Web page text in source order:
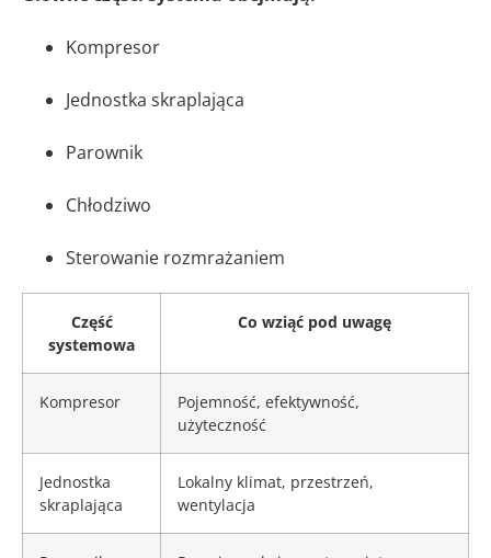
Kompresor
Jednostka skraplająca
Parownik
Chłodziwo
Sterowanie rozmrażaniem
Część
systemowa
Co wziąć pod uwagę
Kompresor
Pojemność, efektywność,
użyteczność
Jednostka
skraplająca
Lokalny klimat, przestrzeń,
wentylacja